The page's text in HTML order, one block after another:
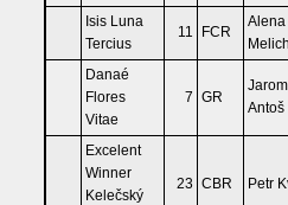
Isis Luna
Tercius
11 FCR
Alena
Danaé
Flores
Vitae
7 GR
Antoš
Excelent
Winner
Kelečský
23 CBR Petr